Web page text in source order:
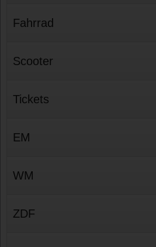
Fahrrad
Scooter
Tickets
EM
WM
ZDF